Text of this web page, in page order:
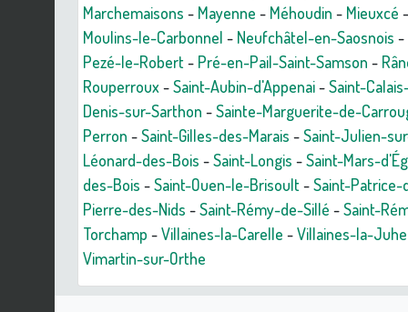
Marchemaisons - Mayenne - Méhoudin - Mieuxcé
Moulins-le-Carbonnel - Neufchâtel-en-Saosnois -
Pezé-le-Robert- Pré-en-Pail-Saint-Samson -
Rouperroux -Saint-Aubin-d'Appenai-Saint-
Denis-sur-Sarthon -Sainte-Marguerite-de-
Perron -Saint-Gilles-des-Marais -Saint-Julien-
Léonard-des-Bois -Saint-Longis -Saint-Mars-
des-Bois -Saint-Ouen-le-Brisoult-Saint-
Pierre-des-Nids -Saint-Rémy-de-Sillé -Saint-
Torchamp -Villaines-la-Carelle -Villaines-la-
Vimartin-sur-Orthe